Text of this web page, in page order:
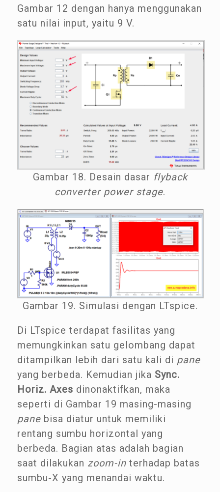
Gambar 12 dengan hanya menggunakan
satu nilai input, yaitu 9 V.
Gambar 18. Desain dasar flyback
converter power stage.
Gambar 19. Simulasi dengan LTspice.
Di LTspice terdapat fasilitas yang
memungkinkan satu gelombang dapat
ditampilkan lebih dari satu kali di pane
yang berbeda. Kemudian jika Sync.
Horiz. Axes dinonaktifkan, maka
seperti di Gambar 19 masing-masing
pane bisa diatur untuk memiliki
rentang sumbu horizontal yang
berbeda. Bagian atas adalah bagian
saat dilakukan zoom-in terhadap batas
sumbu-X yang menandai waktu.